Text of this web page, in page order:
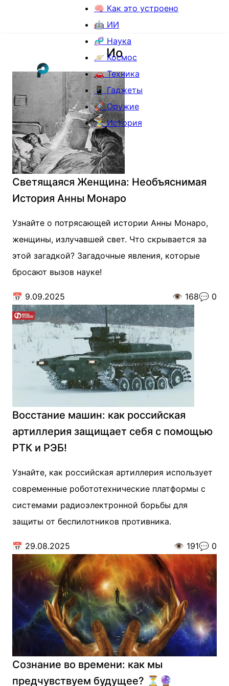
🧠 Как это устроено
🤖 ИИ
🧬 Наука
🪐 Космос
🚗 Техника
📱 Гаджеты
🚀 Оружие
⏳ История
Ио
Светящаяся Женщина: Необъяснимая
История Анны Монаро
Узнайте о потрясающей истории Анны Монаро,
женщины, излучавшей свет. Что скрывается за
этой загадкой? Загадочные явления, которые
бросают вызов науке!
📅 9.09.2025 👁️ 168💬 0
Восстание машин: как российская
артиллерия защищает себя с помощью
РТК и РЭБ!
Узнайте, как российская артиллерия использует
современные робототехнические платформы с
системами радиоэлектронной борьбы для
защиты от беспилотников противника.
📅 29.08.2025 👁️ 191💬 0
Сознание во времени: как мы
предчувствуем будущее? ⏳🔮